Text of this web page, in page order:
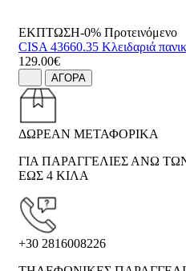
ΕΚΠΤΩΣΗ-0% Προτεινόμενο
CISA 43660.35 Κλειδαριά
129.00€
ΑΓΟΡΑ
ΔΩΡΕΑΝ ΜΕΤΑΦΟΡΙΚΑ
ΓΙΑ ΠΑΡΑΓΓΕΛΙΕΣ ΑΝΩ
ΕΩΣ 4 ΚΙΛΑ
+30 2816008226